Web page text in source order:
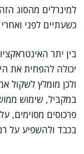
למינרלים מהסוג
כשעתיים לפני
בין יתר
יכולה להפחית את
ולכן מומלץ לשקול
במקביל, שימוש
פרכוסים מסוימים,
בכבד ולהשפיע על